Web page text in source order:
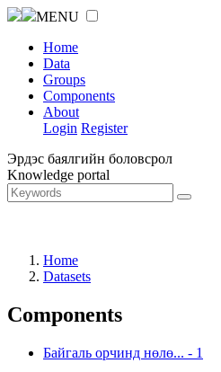
MENU
Home
Data
Groups
Components
About
Login Register
Эрдэс баялгийн боловсрол
Knowledge portal
Home
Datasets
Components
Байгаль орчинд нөлө... - 1